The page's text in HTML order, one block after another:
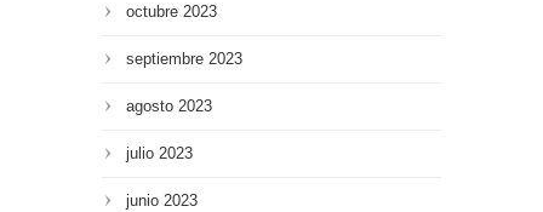
octubre 2023
septiembre 2023
agosto 2023
julio 2023
junio 2023